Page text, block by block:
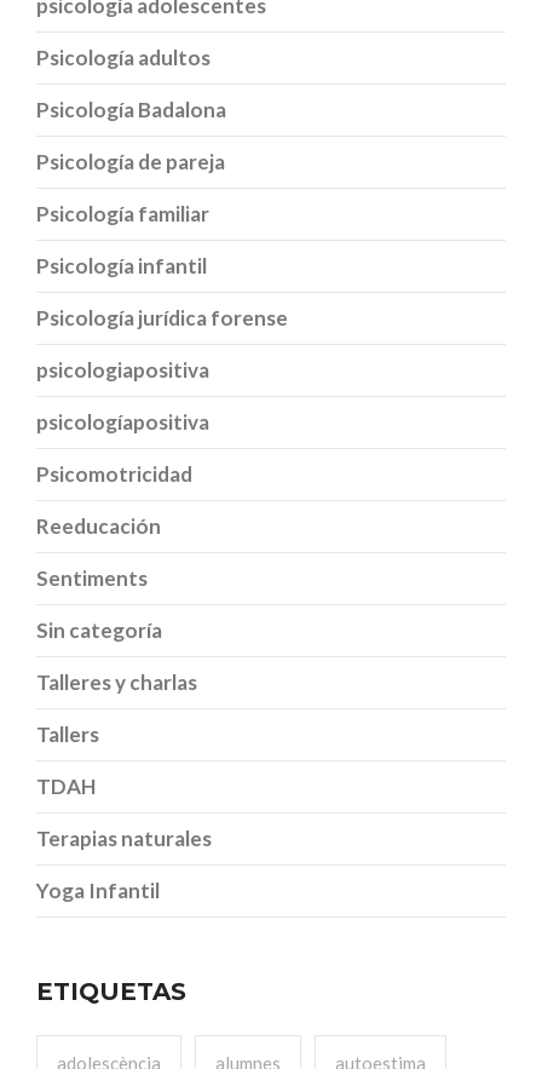
psicología adolescentes
Psicología adultos
Psicología Badalona
Psicología de pareja
Psicología familiar
Psicología infantil
Psicología jurídica forense
psicologiapositiva
psicologíapositiva
Psicomotricidad
Reeducación
Sentiments
Sin categoría
Talleres y charlas
Tallers
TDAH
Terapias naturales
Yoga Infantil
ETIQUETAS
adolescència alumnes autoestima